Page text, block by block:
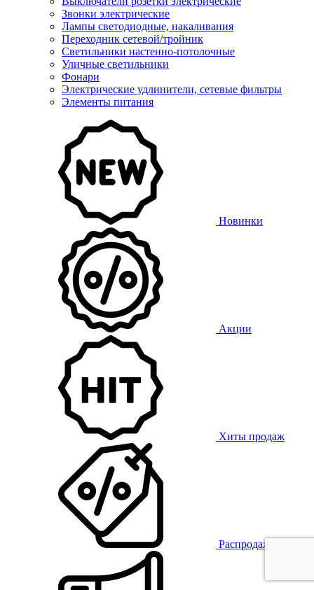
Звонки электрические
Лампы светодиодные, накаливания
Переходник сетевой/тройник
Светильники настенно-потолочные
Уличные светильники
Фонари
Электрические удлинители, сетевые фильтры
Элементы питания
Новинки
Акции
Хиты продаж
Распродажа